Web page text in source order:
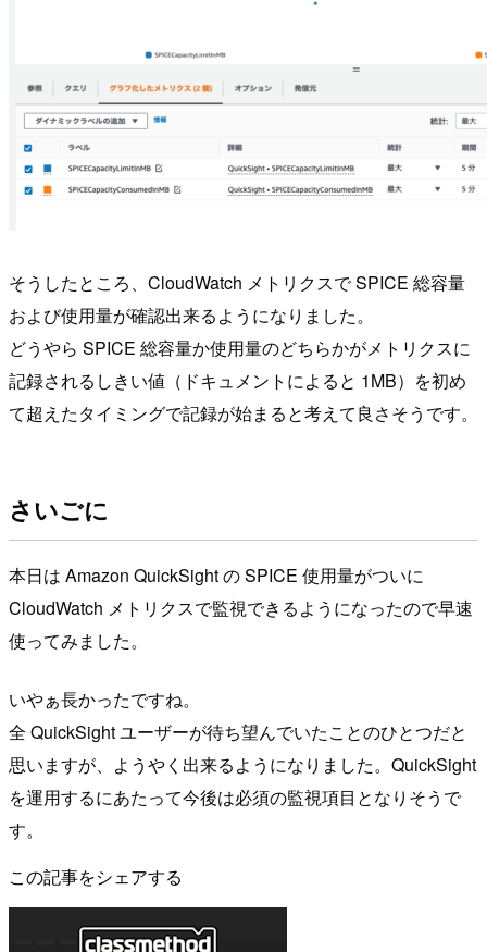
そうしたところ、CloudWatch メトリクスで SPICE 総容量
および使用量が確認出来るようになりました。
どうやら SPICE 総容量か使用量のどちらかがメトリクスに
記録されるしきい値（ドキュメントによると 1MB）を初め
て超えたタイミングで記録が始まると考えて良さそうです。
さいごに
本日は Amazon QuickSight の SPICE 使用量がついに
CloudWatch メトリクスで監視できるようになったので早速
使ってみました。
いやぁ長かったですね。
全 QuickSight ユーザーが待ち望んでいたことのひとつだと
思いますが、ようやく出来るようになりました。QuickSight
を運用するにあたって今後は必須の監視項目となりそうで
す。
この記事をシェアする